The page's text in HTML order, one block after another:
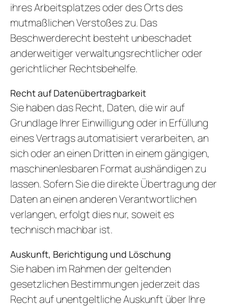
ihres Arbeitsplatzes oder des Orts des
mutmaßlichen Verstoßes zu. Das
Beschwerderecht besteht unbeschadet
anderweitiger verwaltungsrechtlicher oder
gerichtlicher Rechtsbehelfe.
Recht auf Daten­übertrag­barkeit
Sie haben das Recht, Daten, die wir auf
Grundlage Ihrer Einwilligung oder in Erfüllung
eines Vertrags automatisiert verarbeiten, an
sich oder an einen Dritten in einem gängigen,
maschinenlesbaren Format aushändigen zu
lassen. Sofern Sie die direkte Übertragung der
Daten an einen anderen Verantwortlichen
verlangen, erfolgt dies nur, soweit es
technisch machbar ist.
Auskunft, Berichtigung und Löschung
Sie haben im Rahmen der geltenden
gesetzlichen Bestimmungen jederzeit das
Recht auf unentgeltliche Auskunft über Ihre